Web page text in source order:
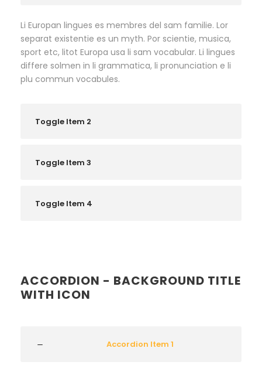
Li Europan lingues es membres del sam familie. Lor
separat existentie es un myth. Por scientie, musica,
sport etc, litot Europa usa li sam vocabular. Li lingues
differe solmen in li grammatica, li pronunciation e li
plu commun vocabules.
Toggle Item 2
Toggle Item 3
Toggle Item 4
ACCORDION - BACKGROUND TITLE
WITH ICON
Accordion Item 1